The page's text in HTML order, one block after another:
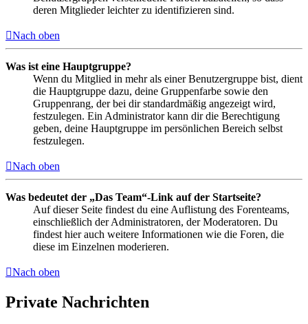
deren Mitglieder leichter zu identifizieren sind.
Nach oben
Was ist eine Hauptgruppe?
Wenn du Mitglied in mehr als einer Benutzergruppe bist, dient
die Hauptgruppe dazu, deine Gruppenfarbe sowie den
Gruppenrang, der bei dir standardmäßig angezeigt wird,
festzulegen. Ein Administrator kann dir die Berechtigung
geben, deine Hauptgruppe im persönlichen Bereich selbst
festzulegen.
Nach oben
Was bedeutet der „Das Team“-Link auf der Startseite?
Auf dieser Seite findest du eine Auflistung des Forenteams,
einschließlich der Administratoren, der Moderatoren. Du
findest hier auch weitere Informationen wie die Foren, die
diese im Einzelnen moderieren.
Nach oben
Private Nachrichten